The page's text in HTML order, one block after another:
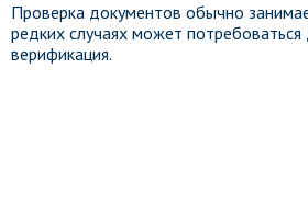
Проверка документов обычно
редких случаях может потребоваться
верификация.